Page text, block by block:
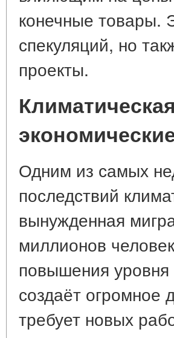
конечные товары.
спекуляций, но
проекты.
Одним из самых
последствий
вынужденная
миллионов
повышения
создаёт
требует новых